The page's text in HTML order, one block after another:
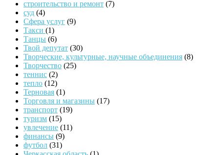
строительство и ремонт (7)
суд (4)
Сфера услуг (9)
Такси (1)
Танцы (6)
Твой депутат (30)
Творческие, культурные, научные объединения (8)
Творчество (25)
теннис (2)
тепло (12)
Терновая (1)
Торговля и магазины (17)
транспорт (19)
туризм (15)
увлечение (11)
финансы (9)
футбол (31)